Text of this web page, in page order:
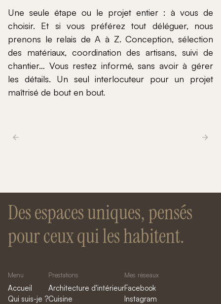
Une seule étape ou le projet entier : à vous de
choisir. Et si vous préférez tout déléguer, nous
prenons le relais de A à Z. Conception, sélection
des matériaux, coordination des artisans, suivi de
chantier… Vous restez informé, sans avoir à gérer
les détails. Un seul interlocuteur pour un projet
maîtrisé de bout en bout.
Des espaces uniques, pensés
pour ceux qui les habitent.
Menu
Accueil
Qui suis-je ?
Prestations
Architecture d'intérieur
Cuisine
Mes réseaux
Facebook
Instagram